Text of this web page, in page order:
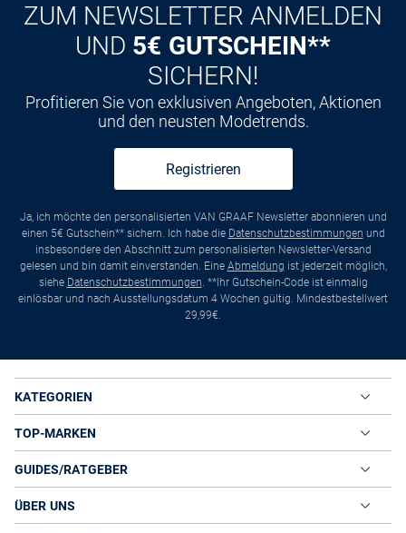
ZUM NEWSLETTER ANMELDEN
UND 5€ GUTSCHEIN**
SICHERN!
Profitieren Sie von exklusiven Angeboten, Aktionen
und den neusten Modetrends.
Registrieren
Ja, ich möchte den personalisierten VAN GRAAF Newsletter abonnieren und
einen 5€ Gutschein** sichern. Ich habe die Datenschutzbestimmungen und
insbesondere den Abschnitt zum personalisierten Newsletter-Versand
gelesen und bin damit einverstanden. Eine Abmeldung ist jederzeit möglich,
siehe Datenschutzbestimmungen. **Ihr Gutschein-Code ist einmalig
einlösbar und nach Ausstellungsdatum 4 Wochen gültig. Mindestbestellwert
29,99€.
KATEGORIEN
TOP-MARKEN
GUIDES/RATGEBER
ÜBER UNS